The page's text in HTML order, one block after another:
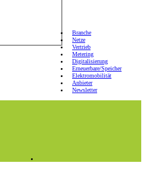
Branche
Netze
Vertrieb
Metering
Digitalisierung
Erneuerbare/Speicher
Elektromobilität
Anbieter
Newsletter